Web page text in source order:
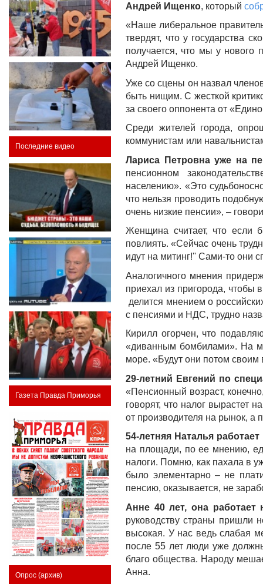
Последние видео
Газета Правда Приморья
Опрос (архив)
Андрей Ищенко, который
«Наше либеральное
твердят, что у государства
получается, что мы у нового
Андрей Ищенко.
Уже со сцены он назвал
быть нищим. С жесткой
за своего оппонента от
Среди жителей города,
коммунистам или
Лариса Петровна уже на
пенсионном
населению». «Это
что нельзя проводить
очень низкие пенсии», –
Женщина считает, что если
повлиять. «Сейчас очень
идут на митинг!'' Сами-то они
Аналогичного мнения
приехал из пригорода, чтобы
делится мнением о
с пенсиями и НДС, трудно
Кирилл огорчен, что
«диванным бомбилами». На
море. «Будут они потом своим
29-летний Евгений по
«Пенсионный возраст,
говорят, что налог вырастет
от производителя на рынок, а
54-летняя Наталья
на площади, по ее мнению,
налоги. Помню, как пахала в
было элементарно – не
пенсию, оказывается, не
Анне 40 лет, она работает
руководству страны пришли
высокая. У нас ведь слабая
после 55 лет люди уже
благо общества. Народу
Анна.